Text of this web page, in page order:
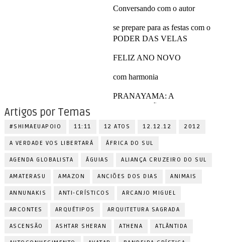
Artigos por Temas
#SHIMAEUAPOIO 11:11 12 ATOS 12.12.12 2012
A VERDADE VOS LIBERTARÁ ÁFRICA DO SUL
AGENDA GLOBALISTA ÁGUIAS ALIANÇA CRUZEIRO DO SUL
AMATERASU AMAZON ANCIÕES DOS DIAS ANIMAIS
ANNUNAKIS ANTI-CRÍSTICOS ARCANJO MIGUEL
ARCONTES ARQUÉTIPOS ARQUITETURA SAGRADA
ASCENSÃO ASHTAR SHERAN ATHENA ATLÂNTIDA